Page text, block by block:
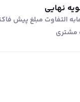
نهایی
مابه التفاوت مبلغ پیش